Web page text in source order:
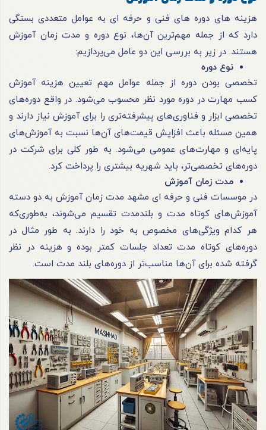
هزینه های دوره‌ های فنی و حرفه ای به عوامل متعددی بستگی
دارد که از جمله مهم‌ترین آن‌ها، نوع دوره و مدت زمان آموزش
هستند. در زیر به بررسی این دو عامل می‌پردازیم:
نوع دوره
تخصصی بودن دوره از جمله عوامل مهم تعیین هزینه آموزش
کسب مهارت در دوره مورد نظر محسوب می‌شود. در واقع دوره‌های
تخصصی ابزار و فناوری‌های پیشرفته‌تری را برای آموزش نیاز دارند و
همین مسئله باعث افزایش قیمت‌های آن‌ها نسبت به آموزش‌های
پایه‌ای و مهارت‌های عمومی می‌شود. به طور کلی برای شرکت در
دوره‌های تخصصی‌تر، باید شهریه بیشتری را پرداخت کرد.
مدت زمان آموزش
در موسسات فنی و حرفه ای مشهد مدت زمان آموزش به دو دسته
آموزش‌های کوتاه مدت و بلندمدت تقسیم می‌شوند، به‌طوری‌که
هر کدام ویژگی‌های مخصوص به خود را دارند. به طور مثال در
دوره‌های کوتاه مدت تعداد جلسات کمتر بوده و هزینه در نظر
گرفته شده برای آن‌ها مناسب‌تر از دوره‌های بلند مدت است.